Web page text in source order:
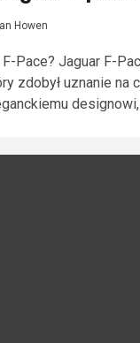
Howen
Pace? Jaguar F-
zdobył uznanie na
designowi,